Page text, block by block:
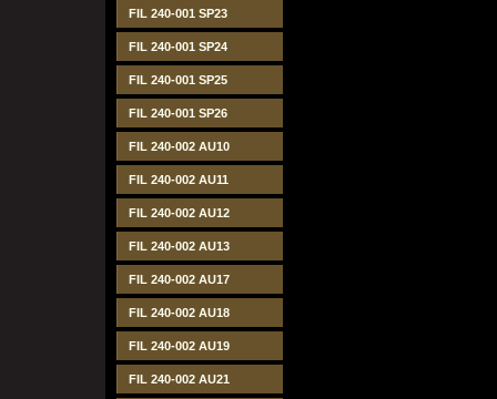
FIL 240-001 SP23
FIL 240-001 SP24
FIL 240-001 SP25
FIL 240-001 SP26
FIL 240-002 AU10
FIL 240-002 AU11
FIL 240-002 AU12
FIL 240-002 AU13
FIL 240-002 AU17
FIL 240-002 AU18
FIL 240-002 AU19
FIL 240-002 AU21